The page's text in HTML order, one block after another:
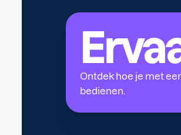
Ontdek hoe je met
bedienen.